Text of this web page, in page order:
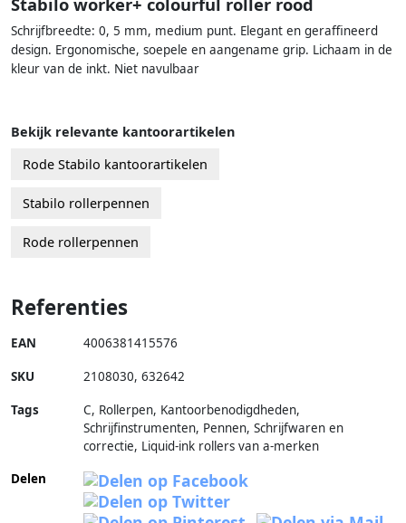
Schrijfbreedte: 0, 5 mm, medium punt. Elegant en geraffineerd
design. Ergonomische, soepele en aangename grip. Lichaam in de
kleur van de inkt. Niet navulbaar
Bekijk relevante kantoorartikelen
Rode Stabilo kantoorartikelen
Stabilo rollerpennen
Rode rollerpennen
Referenties
EAN 4006381415576
SKU 2108030, 632642
Tags
C, Rollerpen, Kantoorbenodigdheden,
Schrijfinstrumenten, Pennen, Schrijfwaren en
correctie, Liquid-ink rollers van a-merken
Delen